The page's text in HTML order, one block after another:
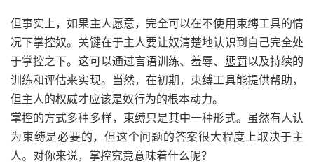
但事实上，如果主人愿意，完全可以在不使用束缚工具的情
况下掌控奴。关键在于主人要让奴清楚地认识到自己完全处
于掌控之下。这可以通过言语训练、羞辱、 惩罚以及持续的
训练和评估来实现。当然，在初期，束缚工具能提供帮助，
但主人的权威才应该是奴行为的根本动力。
掌控的方式多种多样，束缚只是其中一种形式。虽然有人认
为束缚是必要的，但这个问题的答案很大程度上取决于主
人。对你来说，掌控究竟意味着什么呢？